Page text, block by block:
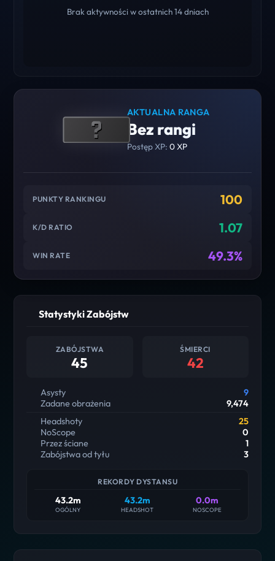
Brak aktywności w ostatnich 14 dniach
AKTUALNA RANGA
Bez rangi
Postęp XP: 0 XP
PUNKTY RANKINGU 100
K/D RATIO 1.07
WIN RATE 49.3%
Statystyki Zabójstw
ZABÓJSTWA
45
ŚMIERCI
42
Asysty
9
Zadane obrażenia
9,474
Headshoty
25
NoScope
0
Przez ściane
1
Zabójstwa od tyłu
3
REKORDY DYSTANSU
43.2m
OGÓLNY
43.2m
HEADSHOT
0.0m
NOSCOPE